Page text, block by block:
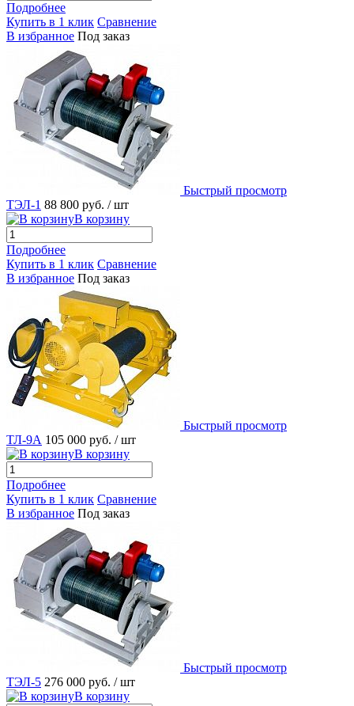
Подробнее
Купить в 1 клик Сравнение
В избранное Под заказ
Быстрый просмотр
ТЭЛ-1 88 800 руб. / шт
В корзину
Подробнее
Купить в 1 клик Сравнение
В избранное Под заказ
Быстрый просмотр
ТЛ-9А 105 000 руб. / шт
В корзину
Подробнее
Купить в 1 клик Сравнение
В избранное Под заказ
Быстрый просмотр
ТЭЛ-5 276 000 руб. / шт
В корзину